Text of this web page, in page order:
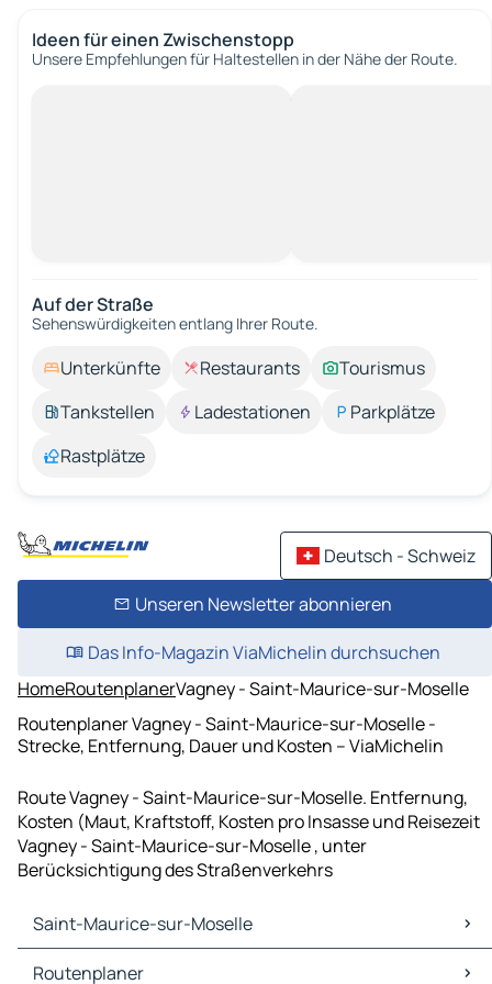
Ideen für einen Zwischenstopp
Unsere Empfehlungen für Haltestellen in der Nähe der Route.
Auf der Straße
Sehenswürdigkeiten entlang Ihrer Route.
Unterkünfte Restaurants
Tourismus
Tankstellen
Ladestationen
Parkplätze
Rastplätze
Deutsch - Schweiz
Unseren Newsletter abonnieren
Das Info-Magazin ViaMichelin durchsuchen
HomeRoutenplanerVagney - Saint-Maurice-sur-Moselle
Routenplaner Vagney - Saint-Maurice-sur-Moselle -
Strecke, Entfernung, Dauer und Kosten – ViaMichelin
Route Vagney - Saint-Maurice-sur-Moselle. Entfernung,
Kosten (Maut, Kraftstoff, Kosten pro Insasse und Reisezeit
Vagney - Saint-Maurice-sur-Moselle , unter
Berücksichtigung des Straßenverkehrs
Saint-Maurice-sur-Moselle
Saint-Maurice-sur-Moselle Karten Stadtplan
Routenplaner